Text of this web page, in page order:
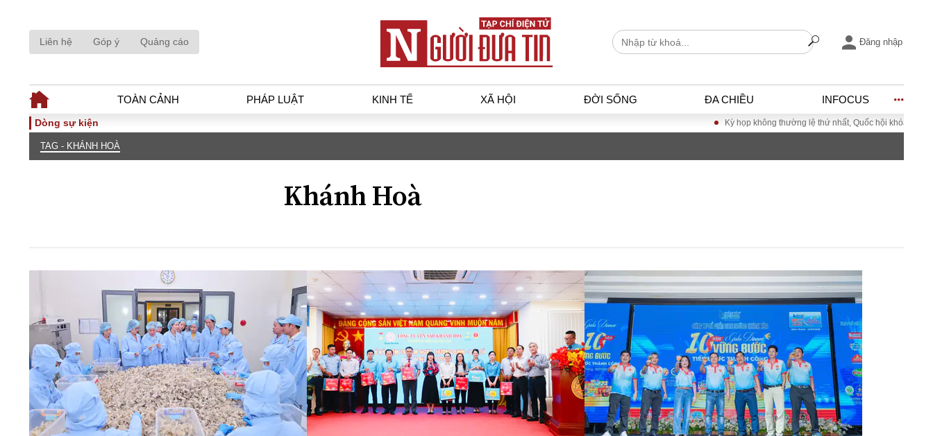
Liên hệ Góp ý Quảng cáo Đăng nhập
TOÀN CẢNH PHÁP LUẬT KINH TẾ XÃ HỘI ĐỜI SỐNG ĐA CHIỀU INFOCUS
TOÀN CẢNH
Thế giới
Góc nhìn luật gia
An ninh - Hình sự
Tài chính - Ngân hàng
Xu hướng thị trường
Tiêu dùng và dư luận
Công nghệ
Giao thông – Đô thị
ĐA CHIỀU
Quan điểm
Xi nhan Trái Phải
Bạn đọc viết
INFOCUS
Dòng sự kiện Kỳ họp không thường lệ thứ nhất, Quốc hội khóa XVI Đưa Nghị
TAG - KHÁNH HOÀ
Khánh Hoà